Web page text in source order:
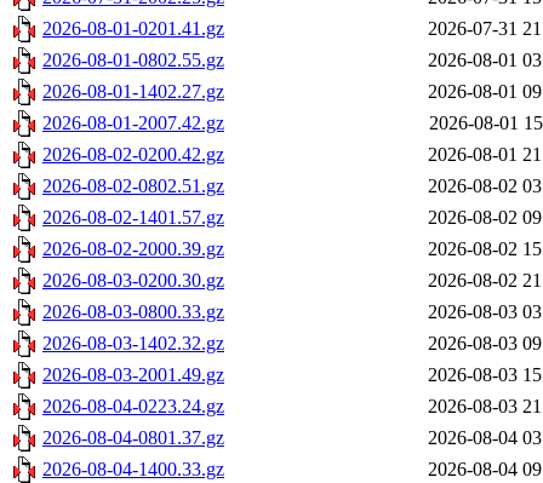
2026-08-01-0201.41.gz
2026-07-31
2026-08-01-0802.55.gz
2026-08-01
2026-08-01-1402.27.gz
2026-08-01
2026-08-01-2007.42.gz
2026-08-01
2026-08-02-0200.42.gz
2026-08-01
2026-08-02-0802.51.gz
2026-08-02
2026-08-02-1401.57.gz
2026-08-02
2026-08-02-2000.39.gz
2026-08-02
2026-08-03-0200.30.gz
2026-08-02
2026-08-03-0800.33.gz
2026-08-03
2026-08-03-1402.32.gz
2026-08-03
2026-08-03-2001.49.gz
2026-08-03
2026-08-04-0223.24.gz
2026-08-03
2026-08-04-0801.37.gz
2026-08-04
2026-08-04-1400.33.gz
2026-08-04